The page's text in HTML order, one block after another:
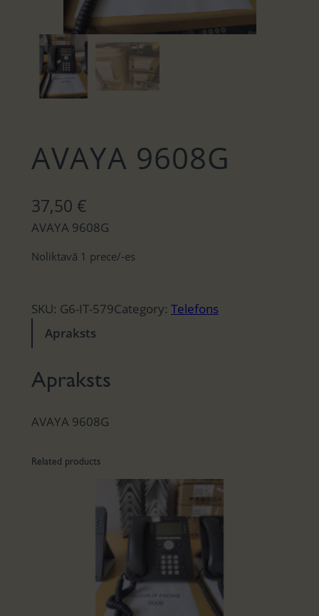
AVAYA 9608G
37,50 €
AVAYA 9608G
Noliktavā 1 prece/-es
SKU: G6-IT-579Category: Telefons
Apraksts
Apraksts
AVAYA 9608G
Related products